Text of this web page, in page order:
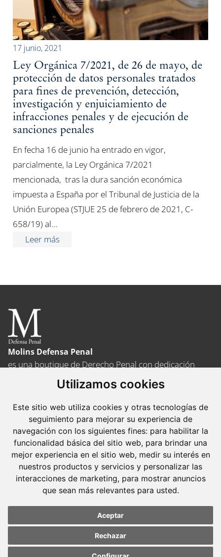
Utilizamos cookies
Este sitio web utiliza cookies y otras tecnologías de
seguimiento para mejorar su experiencia de
navegación con los siguientes fines: para habilitar la
funcionalidad básica del sitio web, para brindar una
mejor experiencia en el sitio web, medir su interés en
nuestros productos y servicios y personalizar las
interacciones de marketing, para mostrar anuncios
que sean más relevantes para usted.
Aceptar
Rechazar
17 junio, 2021
Ley Orgánica 7/2021, de 26 de mayo, de
protección de datos personales tratados
para fines de prevención, detección,
investigación y enjuiciamiento de
infracciones penales y de ejecución de
sanciones penales
En fecha 16 de junio ha entrado en vigor,
parcialmente, la Ley Orgánica 7/2021
mencionada, tras la dura sanción económica
impuesta a España por el Tribunal de Justicia de la
Unión Europea (STJUE 25 de febrero de 2021, C-
658/19) al…
Leer más
Molins Defensa Penal
es una boutique de Derecho Penal con dedicación
Barcelona
Avda. Diagonal, 399 Planta 1
08008 Barcelona
Tel. +34 934 152 244
Fax. +34 934 160 693
Madrid
José Abascal, 56 Planta 6
28003 Madrid
Tel. +34 913 103 008